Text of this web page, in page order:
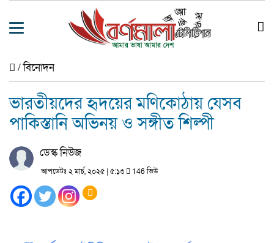
/বিনোদন
ভারতীয়দের হৃদয়ের মণিকোঠায় যেসব
পাকিস্তানি অভিনয় ও সঙ্গীত শিল্পী
ডেস্ক নিউজ
আপডেটঃ ২ মার্চ, ২০২৫ | ৫:১৩ 146 ভিউ